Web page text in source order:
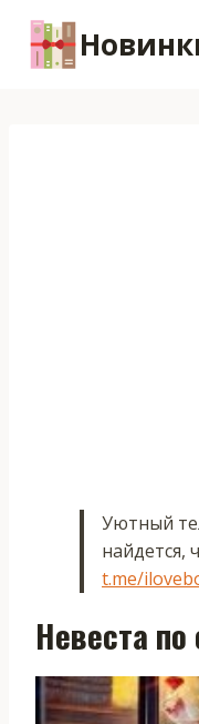
содержимому
Уютный
найдется,
t.me/
Невеста